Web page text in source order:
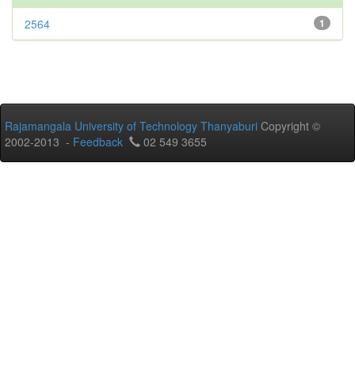
1
2564
Rajamangala University of Technology Thanyaburi Copyright ©
2002-2013 - Feedback 02 549 3655